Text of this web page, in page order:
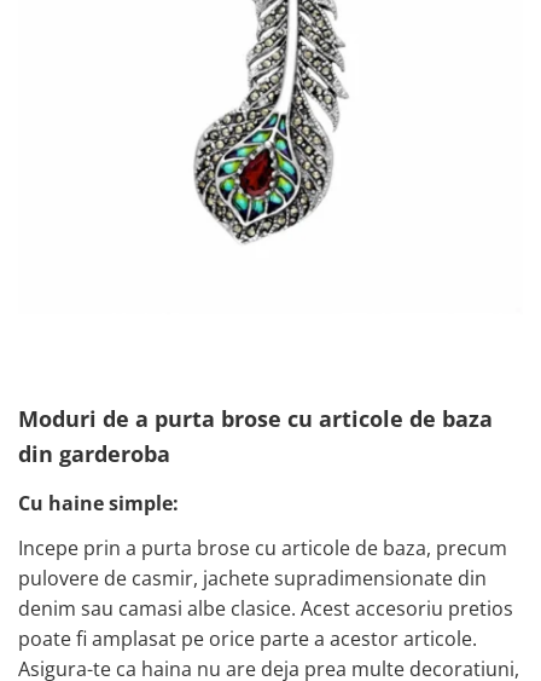
Moduri de a purta brose cu articole de baza
din garderoba
Cu haine simple:
Incepe prin a purta brose cu articole de baza, precum
pulovere de casmir, jachete supradimensionate din
denim sau camasi albe clasice. Acest accesoriu pretios
poate fi amplasat pe orice parte a acestor articole.
Asigura-te ca haina nu are deja prea multe decoratiuni,